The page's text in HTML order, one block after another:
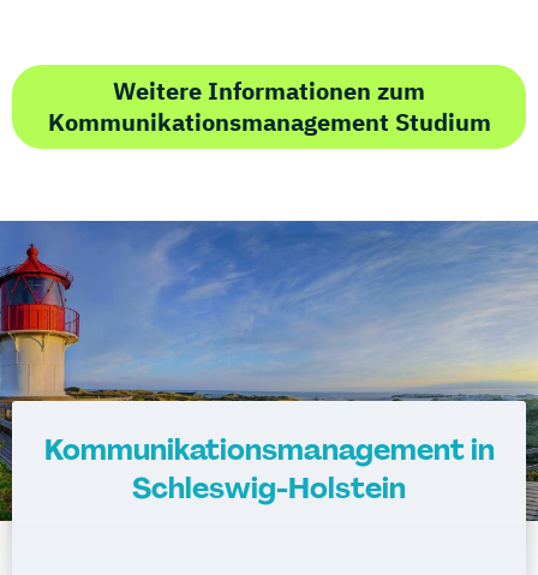
Weitere Informationen zum
Kommunikationsmanagement Studium
Kommunikationsmanagement in
Schleswig-Holstein